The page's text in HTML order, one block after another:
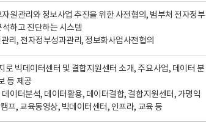
원관리와 정보사업 추진을 위한 사전협의, 범부처 전자정부
하고 진단하는 시스템
리, 전자정부성과관리, 정보화사업사전협의
로 빅데이터센터 및 결합지원센터 소개, 주요사업, 데이터 분
등 제공
이터분석, 데이터활용, 데이터결합, 결합지원센터, 가명익
프, 교육동영상, 빅데이터센터, 인프라, 교육 등